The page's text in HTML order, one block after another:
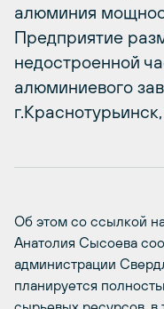
алюминия
Предприятие
недостроенной
алюминиевого
Об этом со ссылкой
Анатолия Сысоева
администрации
планируется